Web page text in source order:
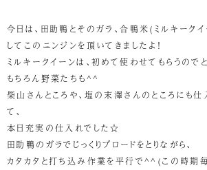
今日は、田助鴨とそのガラ、合鴨米(ミルキークイ
してこのニンジンを頂いてきましたよ！
ミルキークイーンは、初めて使わせてもらうのでと
もちろん野菜たちも^^
柴山さんところや、塩の末澤さんのところにも
て、
本日充実の仕入れでした☆
田助鴨のガラでじっくりブロードをとりながら、
カタカタと打ち込み作業を平行で^^(この時期毎